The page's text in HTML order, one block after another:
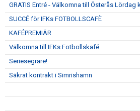
GRATIS Entré - Välkomna till Österås Lördag
SUCCÉ för IFKs FOTBOLLSCAFÈ
KAFÉPREMIÄR
Välkomna till IFKs Fotbollskafé
Seriesegrare!
Säkrat kontrakt i Simrishamn